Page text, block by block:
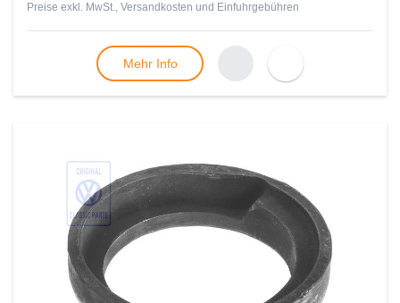
Preise exkl. MwSt., Versandkosten und Einfuhrgebühren
Mehr Info